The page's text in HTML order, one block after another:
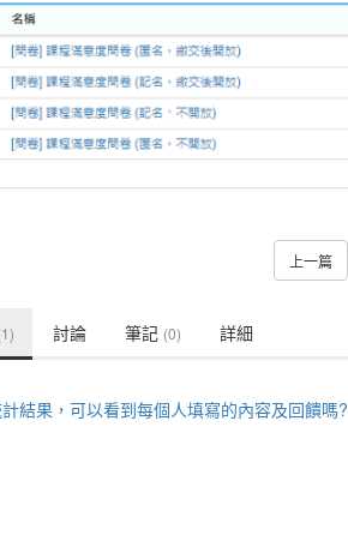
上一篇
討論 筆記 (0) 詳細
結果，可以看到每個人填寫的內容及回饋嗎?